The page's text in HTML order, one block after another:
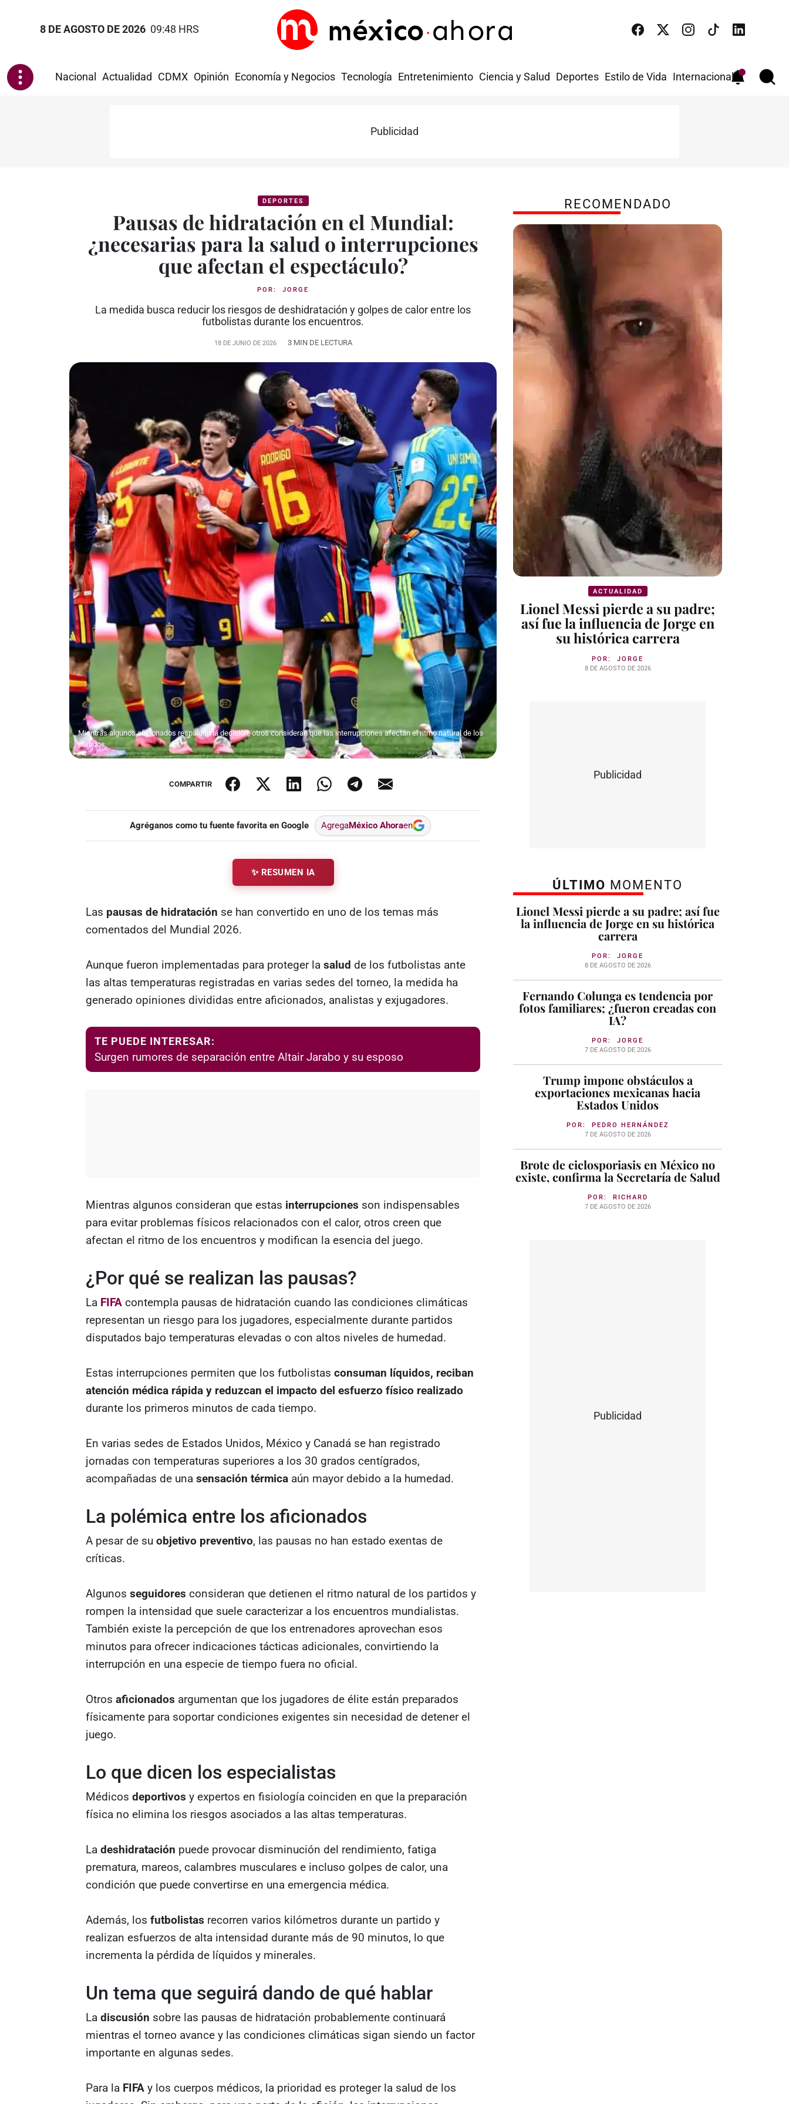
8 DE AGOSTO DE 2026 09:48 HRS
Nacional Actualidad CDMX Opinión Economía y Negocios Tecnología Entretenimiento Ciencia y Salud Deportes Estilo de Vida Internacional
Publicidad
DEPORTES
Pausas de hidratación en el Mundial:
¿necesarias para la salud o interrupciones
que afectan el espectáculo?
POR: JORGE
La medida busca reducir los riesgos de deshidratación y golpes de calor entre los
futbolistas durante los encuentros.
18 DE JUNIO DE 2026 3 MIN DE LECTURA
Mientras algunos aficionados respaldan la decisión, otros consideran que las interrupciones afectan el ritmo natural de los
partidos.
COMPARTIR
Agréganos como tu fuente favorita en Google AgregaMéxico Ahoraen
✨ RESUMEN IA
Las pausas de hidratación se han convertido en uno de los temas más
comentados del Mundial 2026.
Aunque fueron implementadas para proteger la salud de los futbolistas ante
las altas temperaturas registradas en varias sedes del torneo, la medida ha
generado opiniones divididas entre aficionados, analistas y exjugadores.
TE PUEDE INTERESAR:
Surgen rumores de separación entre Altair Jarabo y su esposo
Mientras algunos consideran que estas interrupciones son indispensables
para evitar problemas físicos relacionados con el calor, otros creen que
afectan el ritmo de los encuentros y modifican la esencia del juego.
¿Por qué se realizan las pausas?
La FIFA contempla pausas de hidratación cuando las condiciones climáticas
representan un riesgo para los jugadores, especialmente durante partidos
disputados bajo temperaturas elevadas o con altos niveles de humedad.
Estas interrupciones permiten que los futbolistas consuman líquidos, reciban
atención médica rápida y reduzcan el impacto del esfuerzo físico realizado
durante los primeros minutos de cada tiempo.
En varias sedes de Estados Unidos, México y Canadá se han registrado
jornadas con temperaturas superiores a los 30 grados centígrados,
acompañadas de unasensación térmicaaún mayor debido a la humedad.
La polémica entre los aficionados
A pesar de su objetivo preventivo, las pausas no han estado exentas de
críticas.
Algunos seguidores consideran que detienen el ritmo natural de los partidos y
rompen la intensidad que suele caracterizar a los encuentros mundialistas.
También existe la percepción de que los entrenadores aprovechan esos
minutos para ofrecer indicaciones tácticas adicionales, convirtiendo la
interrupción en una especie de tiempo fuera no oficial.
Otros aficionados argumentan que los jugadores de élite están preparados
físicamente para soportar condiciones exigentes sin necesidad de detener el
juego.
Lo que dicen los especialistas
Médicos deportivos y expertos en fisiología coinciden en que la preparación
física no elimina los riesgos asociados a las altas temperaturas.
La deshidratación puede provocar disminución del rendimiento, fatiga
prematura, mareos, calambres musculares e incluso golpes de calor, una
condición que puede convertirse en una emergencia médica.
Además, los futbolistas recorren varios kilómetros durante un partido y
realizan esfuerzos de alta intensidad durante más de 90 minutos, lo que
incrementa la pérdida de líquidos y minerales.
Un tema que seguirá dando de qué hablar
La discusión sobre las pausas de hidratación probablemente continuará
mientras el torneo avance y las condiciones climáticas sigan siendo un factor
importante en algunas sedes.
Para la FIFA y los cuerpos médicos, la prioridad es proteger la salud de los
RECOMENDADO
ACTUALIDAD
Lionel Messi pierde a su padre;
así fue la influencia de Jorge en
su histórica carrera
POR: JORGE
8 DE AGOSTO DE 2026
Publicidad
ÚLTIMO MOMENTO
Lionel Messi pierde a su padre; así fue
la influencia de Jorge en su histórica
carrera
POR: JORGE
8 DE AGOSTO DE 2026
Fernando Colunga es tendencia por
fotos familiares; ¿fueron creadas con
IA?
POR: JORGE
7 DE AGOSTO DE 2026
Trump impone obstáculos a
exportaciones mexicanas hacia
Estados Unidos
POR: PEDRO HERNÁNDEZ
7 DE AGOSTO DE 2026
Brote de ciclosporiasis en México no
existe, confirma la Secretaría de Salud
POR: RICHARD
7 DE AGOSTO DE 2026
Publicidad